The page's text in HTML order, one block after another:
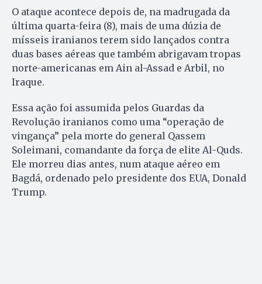
O ataque acontece depois de, na madrugada da
última quarta-feira (8), mais de uma dúzia de
mísseis iranianos terem sido lançados contra
duas bases aéreas que também abrigavam tropas
norte-americanas em Ain al-Assad e Arbil, no
Iraque.
Essa ação foi assumida pelos Guardas da
Revolução iranianos como uma “operação de
vingança” pela morte do general Qassem
Soleimani, comandante da força de elite Al-Quds.
Ele morreu dias antes, num ataque aéreo em
Bagdá, ordenado pelo presidente dos EUA, Donald
Trump.